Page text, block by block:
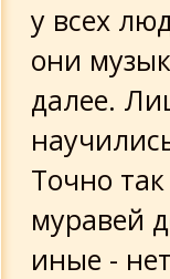
у всех
они
далее.
Точно
муравей
иные -